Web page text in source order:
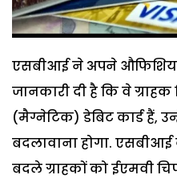
एसबीआई ने अपने
जानकारी दी है कि वे
(मैग्नेटिक) डेबिट कार्ड हैं,
बदलावाना होगा.
बदले ग्राहकों को ईएमवी